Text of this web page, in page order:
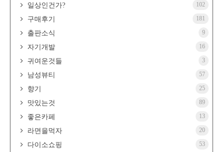
일상인건가? 102
구매후기 181
출판소식 9
자기개발 16
귀여운것들 3
남성뷰티 57
향기 25
맛있는것 89
좋은카페 13
라면을먹자 20
다이소쇼핑 53